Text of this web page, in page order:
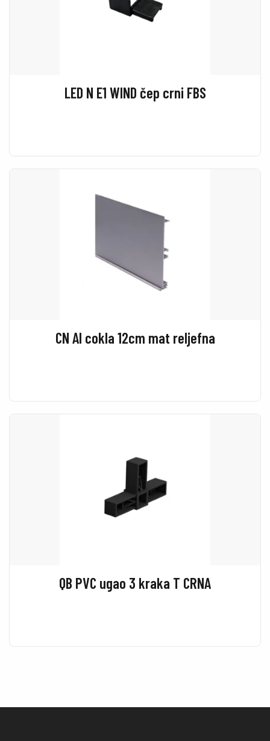
LED N E1 WIND čep crni FBS
CN Al cokla 12cm mat reljefna
QB PVC ugao 3 kraka T CRNA